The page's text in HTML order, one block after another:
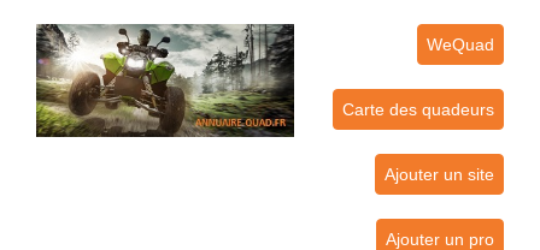
WeQuad
Carte des quadeurs
Ajouter un site
Ajouter un pro